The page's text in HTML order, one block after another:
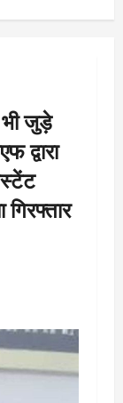
भी जुड़े
द्वारा